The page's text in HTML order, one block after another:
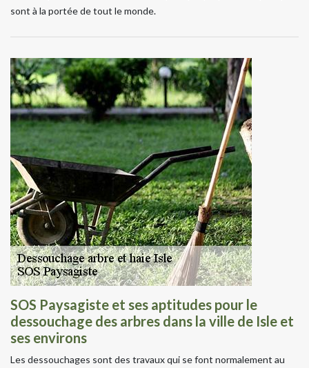
sont à la portée de tout le monde.
SOS Paysagiste et ses aptitudes pour le
dessouchage des arbres dans la ville de Isle et
ses environs
Les dessouchages sont des travaux qui se font normalement au